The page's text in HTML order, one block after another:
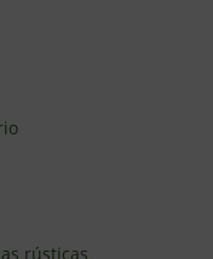
rústicas